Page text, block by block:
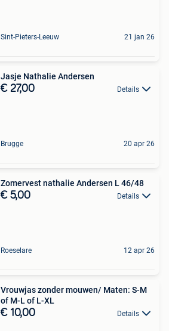
Sint-Pieters-Leeuw 21 jan 26
Jasje Nathalie Andersen
€ 27,00 Details
Brugge 20 apr 26
Zomervest nathalie Andersen L 46/48
€ 5,00 Details
Roeselare 12 apr 26
Vrouwjas zonder mouwen/ Maten: S-M
of M-L of L-XL
€ 10,00 Details